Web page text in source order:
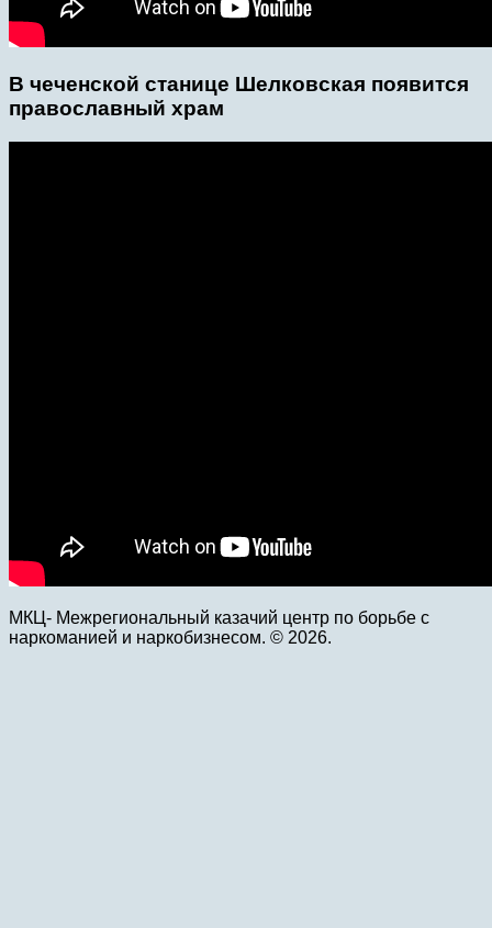
В чеченской станице Шелковская появится
православный храм
МКЦ- Межрегиональный казачий центр по борьбе с
наркоманией и наркобизнесом. © 2026.